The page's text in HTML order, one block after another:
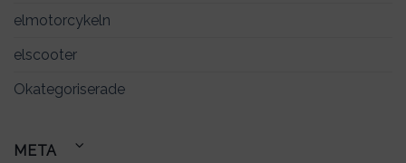
elmotorcykeln
elscooter
Okategoriserade
META